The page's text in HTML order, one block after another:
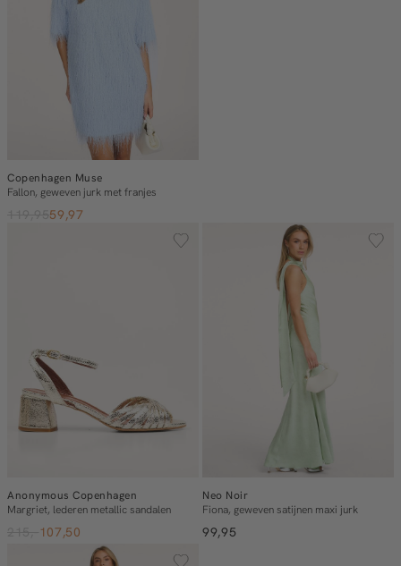
Copenhagen Muse
Fallon, geweven jurk met franjes
59,97
Anonymous Copenhagen
Margriet, lederen metallic sandalen
107,50
Neo Noir
Fiona, geweven satijnen maxi jurk
99,95